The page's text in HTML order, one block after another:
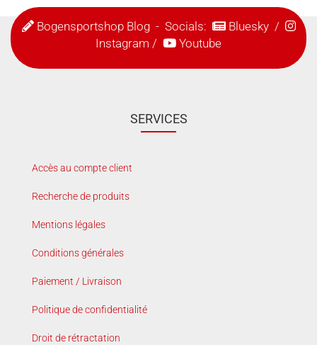
Bogensportshop Blog- Socials: Bluesky/
Instagram / Youtube
SERVICES
Accès au compte client
Recherche de produits
Mentions légales
Conditions générales
Paiement / Livraison
Politique de confidentialité
Droit de rétractation